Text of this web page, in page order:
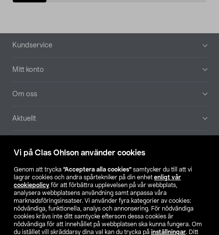
Vi på Clas Ohlson använder cookies
Genom att trycka ”Acceptera alla cookies” samtycker du till att vi
lagrar cookies och andra spårtekniker på din enhet enligt vår
cookiepolicy för att förbättra upplevelsen på vår webbplats,
analysera webbplatsens användning samt anpassa våra
marknadsföringsinsatser. Vi använder fyra kategorier av cookies:
nödvändiga, funktionella, analys och annonsering. För nödvändiga
cookies krävs inte ditt samtycke eftersom dessa cookies är
nödvändiga för att innehållet på webbplatsen ska kunna fungera. Om
du istället vill skräddarsy dina val kan du trycka på inställningar. Ditt
Sidfot
Kundservice
Mitt konto
Om oss
Aktuellt
Hitta butik
SE NO FI